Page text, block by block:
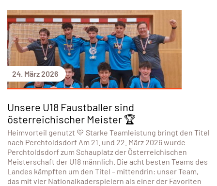
24. März 2026
Unsere U18 Faustballer sind
österreichischer Meister 🏆
Heimvorteil genutzt 💛 Starke Teamleistung bringt den Titel
nach Perchtoldsdorf Am 21. und 22. März 2026 wurde
Perchtoldsdorf zum Schauplatz der Österreichischen
Meisterschaft der U18 männlich. Die acht besten Teams des
Landes kämpften um den Titel – mittendrin: unser Team,
das mit vier Nationalkaderspielern als einer der Favoriten